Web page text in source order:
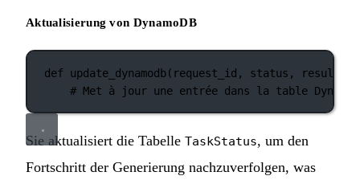
Aktualisierung von DynamoDB
def update_dynamodb(request_id, status,
# Met à jour une entrée dans la table
Sie aktualisiert die Tabelle TaskStatus, um den
Fortschritt der Generierung nachzuverfolgen, was